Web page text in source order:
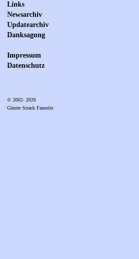
Links
Newsarchiv
Updatearchiv
Danksagung
Impressum
Datenschutz
© 2002- 2026
Günter Strack Fanseite